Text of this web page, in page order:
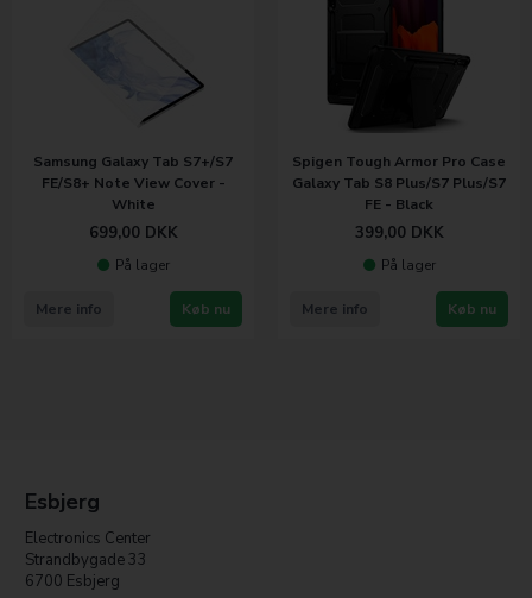
Samsung Galaxy Tab S7+/S7
FE/S8+ Note View Cover -
White
699,00 DKK
På lager
Køb nu
Mere info
Spigen Tough Armor Pro Case
Galaxy Tab S8 Plus/S7 Plus/S7
FE - Black
399,00 DKK
På lager
Køb nu
Mere info
Esbjerg
Electronics Center
Strandbygade 33
6700 Esbjerg